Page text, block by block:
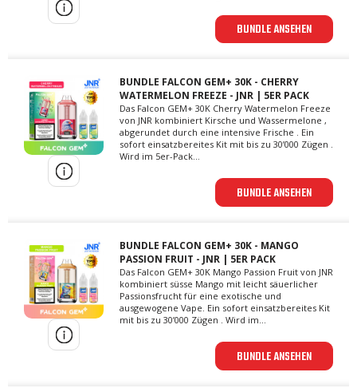
BUNDLE ANSEHEN
BUNDLE FALCON GEM+ 30K - CHERRY
WATERMELON FREEZE - JNR | 5ER PACK
Das Falcon GEM+ 30K Cherry Watermelon Freeze
von JNR kombiniert Kirsche und Wassermelone ,
abgerundet durch eine intensive Frische . Ein
sofort einsatzbereites Kit mit bis zu 30’000 Zügen .
Wird im 5er-Pack...
BUNDLE ANSEHEN
BUNDLE FALCON GEM+ 30K - MANGO
PASSION FRUIT - JNR | 5ER PACK
Das Falcon GEM+ 30K Mango Passion Fruit von JNR
kombiniert süsse Mango mit leicht säuerlicher
Passionsfrucht für eine exotische und
ausgewogene Vape. Ein sofort einsatzbereites Kit
mit bis zu 30’000 Zügen . Wird im...
BUNDLE ANSEHEN